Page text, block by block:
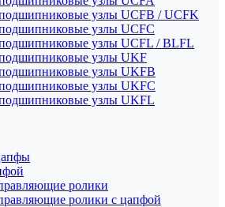
узлы UCFB / UCFK
узлы UCFC
узлы UCFL / BLFL
узлы UKF
узлы UKFB
узлы UKFC
узлы UKFL
ролики
ролики с цапфой